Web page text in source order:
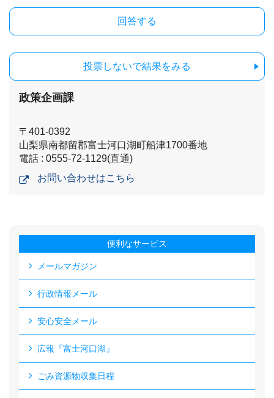
投票しないで結果をみる
政策企画課
〒401-0392
山梨県南都留郡富士河口湖町船津1700番地
電話 : 0555-72-1129(直通)
お問い合わせはこちら
便利なサービス
メールマガジン
行政情報メール
安心安全メール
広報『富士河口湖』
ごみ資源物収集日程